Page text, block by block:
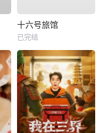
十六号旅馆
已完结